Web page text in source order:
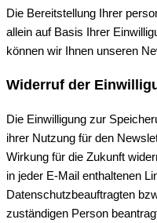
Die Bereitstellung Ihrer
allein auf Basis Ihrer
können wir Ihnen unseren
Widerruf der
Die Einwilligung zur
ihrer Nutzung für den
Wirkung für die Zukunft
in jeder E-Mail enthaltenen
Datenschutzbeauftragten
zuständigen Person